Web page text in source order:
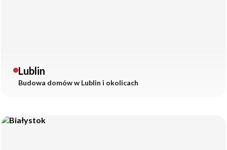
Lublin
Budowa domów w Lublin i okolicach